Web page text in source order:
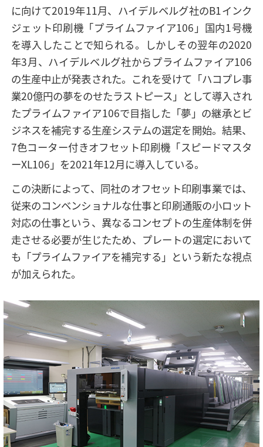
に向けて2019年11月、ハイデルベルグ社のB1インク
ジェット印刷機「プライムファイア106」国内1号機
を導入したことで知られる。しかしその翌年の2020
年3月、ハイデルベルグ社からプライムファイア106
の生産中止が発表された。これを受けて「ハコプレ事
業20億円の夢をのせたラストピース」として導入され
たプライムファイア106で目指した「夢」の継承とビ
ジネスを補完する生産システムの選定を開始。結果、
7色コーター付きオフセット印刷機「スピードマスタ
ーXL106」を2021年12月に導入している。
この決断によって、同社のオフセット印刷事業では、
従来のコンベンショナルな仕事と印刷通販の小ロット
対応の仕事という、異なるコンセプトの生産体制を併
走させる必要が生じたため、プレートの選定において
も「プライムファイアを補完する」という新たな視点
が加えられた。